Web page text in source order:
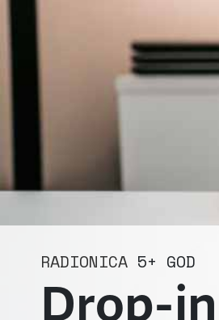
RADIONICA 5+ GOD
Drop-